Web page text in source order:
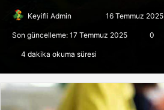
Keyifli Admin
göndermek
16 Temmuz 2025
Son güncelleme: 17 Temmuz 2025 0
4 dakika okuma süresi